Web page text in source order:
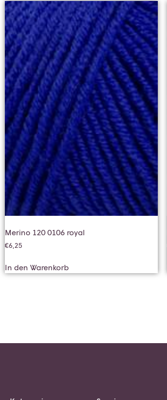
Merino 120 0106 royal
€6,25
In den Warenkorb